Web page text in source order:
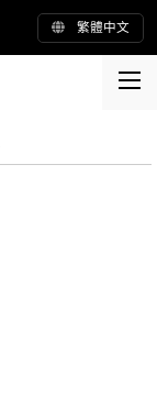
繁體中文